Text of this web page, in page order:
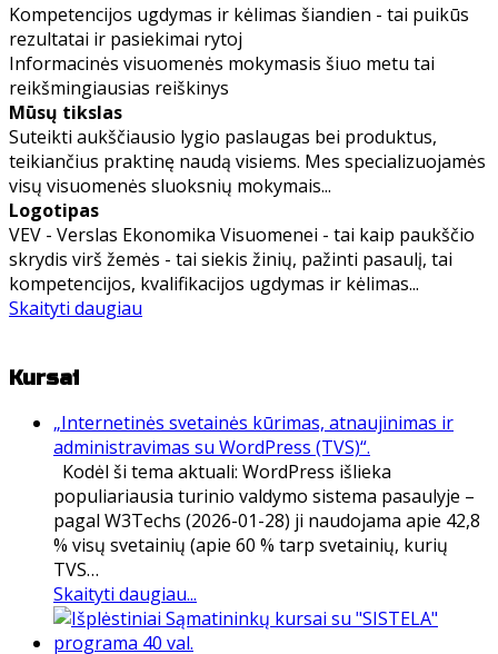
Kompetencijos ugdymas ir kėlimas šiandien - tai puikūs
rezultatai ir pasiekimai rytoj
Informacinės visuomenės mokymasis šiuo metu tai
reikšmingiausias reiškinys
Mūsų tikslas
Suteikti aukščiausio lygio paslaugas bei produktus,
teikiančius praktinę naudą visiems. Mes specializuojamės
visų visuomenės sluoksnių mokymais...
Logotipas
VEV - Verslas Ekonomika Visuomenei - tai kaip paukščio
skrydis virš žemės - tai siekis žinių, pažinti pasaulį, tai
kompetencijos, kvalifikacijos ugdymas ir kėlimas...
Skaityti daugiau
Kursai
„Internetinės svetainės kūrimas, atnaujinimas ir
administravimas su WordPress (TVS)“.
Kodėl ši tema aktuali: WordPress išlieka
populiariausia turinio valdymo sistema pasaulyje –
pagal W3Techs (2026-01-28) ji naudojama apie 42,8
% visų svetainių (apie 60 % tarp svetainių, kurių
TVS…
Skaityti daugiau...